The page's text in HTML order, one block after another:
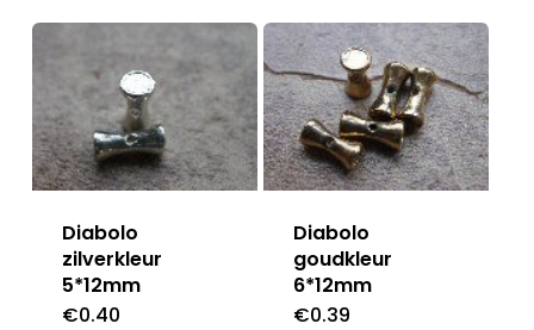
Diabolo
zilverkleur
5*12mm
€0.40
Diabolo
goudkleur
6*12mm
€0.39